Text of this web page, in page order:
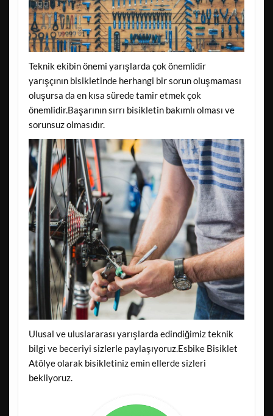
Teknik ekibin önemi yarışlarda çok önemlidir
yarışçının bisikletinde herhangi bir sorun oluşmaması
oluşursa da en kısa sürede tamir etmek çok
önemlidir.Başarının sırrı bisikletin bakımlı olması ve
sorunsuz olmasıdır.
Ulusal ve uluslararası yarışlarda edindiğimiz teknik
bilgi ve beceriyi sizlerle paylaşıyoruz.Esbike Bisiklet
Atölye olarak bisikletiniz emin ellerde sizleri
bekliyoruz.